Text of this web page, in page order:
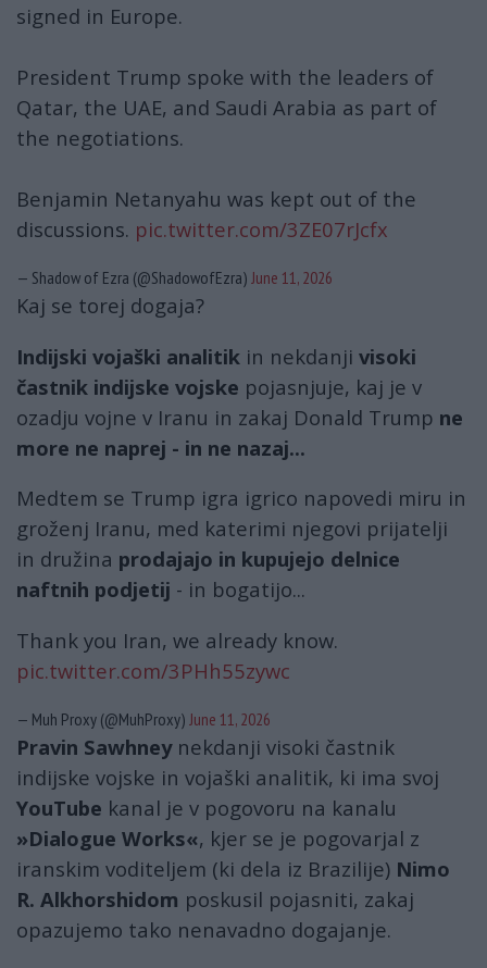
signed in Europe.
President Trump spoke with the leaders of
Qatar, the UAE, and Saudi Arabia as part of
the negotiations.
Benjamin Netanyahu was kept out of the
discussions. pic.twitter.com/3ZE07rJcfx
— Shadow of Ezra (@ShadowofEzra) June 11, 2026
Kaj se torej dogaja?
Indijski vojaški analitik in nekdanji visoki
častnik indijske vojske pojasnjuje, kaj je v
ozadju vojne v Iranu in zakaj Donald Trump ne
more ne naprej - in ne nazaj...
Medtem se Trump igra igrico napovedi miru in
groženj Iranu, med katerimi njegovi prijatelji
in družina prodajajo in kupujejo delnice
naftnih podjetij - in bogatijo...
Thank you Iran, we already know.
pic.twitter.com/3PHh55zywc
— Muh Proxy (@MuhProxy) June 11, 2026
Pravin Sawhneynekdanji visoki častnik
indijske vojske in vojaški analitik, ki ima svoj
YouTube kanal je v pogovoru na kanalu
»Dialogue Works«, kjer se je pogovarjal z
iranskim voditeljem (ki dela iz Brazilije) Nimo
R. Alkhorshidom poskusil pojasniti, zakaj
opazujemo tako nenavadno dogajanje.